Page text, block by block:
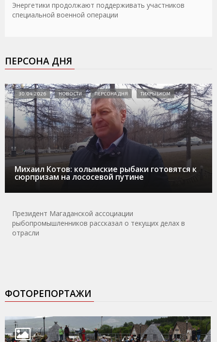
Энергетики продолжают поддерживать участников
специальной военной операции
ПЕРСОНА ДНЯ
Михаил Котов: колымские рыбаки готовятся к
сюрпризам на лососевой путине
30.04.2026 НОВОСТИ ПЕРСОНА ДНЯ ТИХРЫБКОМ
Президент Магаданской ассоциации
рыбопромышленников рассказал о текущих делах в
отрасли
ФОТОРЕПОРТАЖИ